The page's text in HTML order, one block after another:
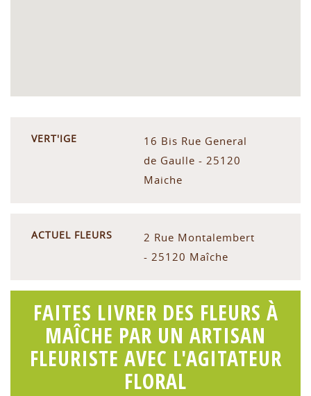
VERT'IGE
16 Bis Rue General
de Gaulle - 25120
Maiche
ACTUEL FLEURS
2 Rue Montalembert
- 25120 Maîche
FAITES LIVRER DES FLEURS À
MAÎCHE PAR UN ARTISAN
FLEURISTE AVEC L'AGITATEUR
FLORAL